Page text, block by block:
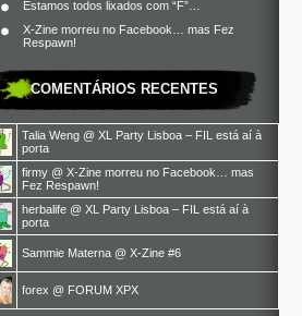
Estamos todos lixados com “F”…
X-Zine morreu no Facebook… mas Fez
Respawn!
COMENTÁRIOS RECENTES
Talia Weng @ XL Party Lisboa – FIL está aí à
porta
firmy @ X-Zine morreu no Facebook… mas
Fez Respawn!
herbalife @ XL Party Lisboa – FIL está aí à
porta
Sammie Materna @ X-Zine #6
forex @ FORUM XPX